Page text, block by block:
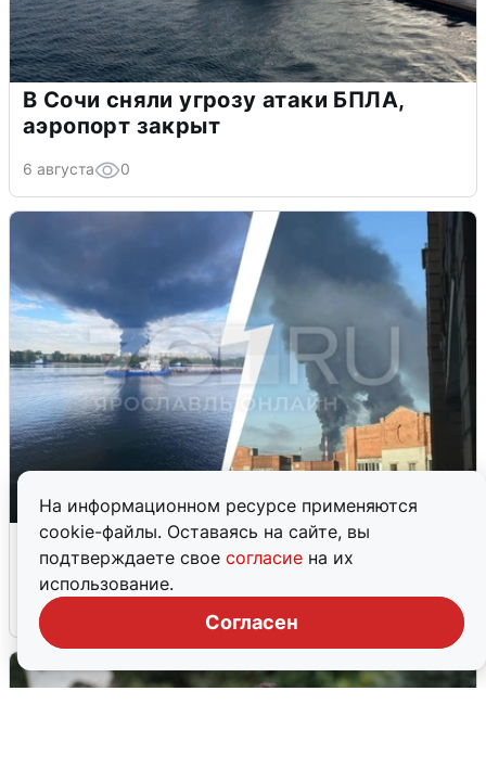
На информационном ресурсе применяются
cookie-файлы. Оставаясь на сайте, вы
подтверждаете свое согласие на их
использование.
Согласен
В Сочи сняли угрозу атаки БПЛА,
аэропорт закрыт
6 августа 0
Ночная атака БПЛА на Ярославль:
попадания и последствия
6 августа